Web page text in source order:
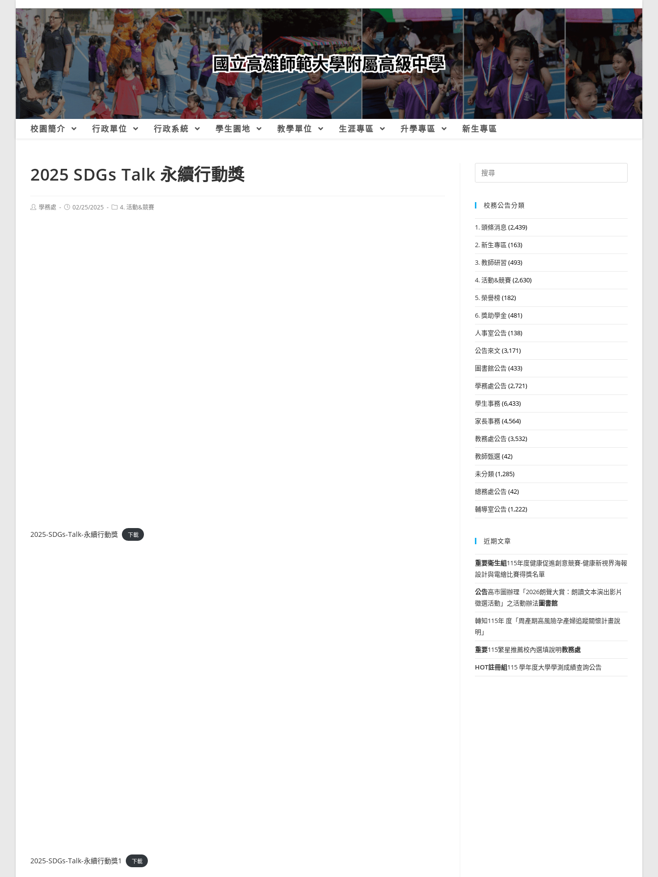
校園簡介 行政單位 行政系統 學生園地 教學單位 生涯專區 升學專區 新生專區
2025 SDGs Talk 永續行動獎
Post學務處
Post02/25/2025
Post4. 活動&競賽
2025-SDGs-Talk-永續行動獎 下載
2025-SDGs-Talk-永續行動獎1 下載
Search
for:
校務公告分類
1. 頭條消息 (2,439)
2. 新生專區 (163)
3. 教師研習 (493)
4. 活動&競賽(2,630)
5. 榮譽榜(182)
6. 獎助學金(481)
人事室公告(138)
公告來文(3,171)
圖書館公告(433)
學務處公告(2,721)
學生事務(6,433)
家長事務(4,564)
教務處公告(3,532)
教師甄選(42)
未分類(1,285)
總務處公告(42)
輔導室公告(1,222)
近期文章
重要衛生組115年度健康促進創意競賽-健康新視界海報
設計與電繪比賽得獎名單
公告高市圖辦理「2026朗聲大賞：朗讀文本演出影片
徵選活動」之活動辦法圖書館
轉知115年 度「周產期高風險孕產婦追蹤關懷計畫說
明」
重要115繁星推薦校內選填說明教務處
HOT註冊組115 學年度大學學測成績查詢公告